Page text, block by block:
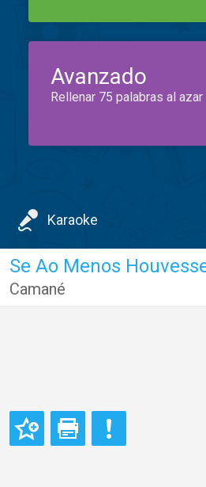
Avanzado
Rellenar 75 palabras al
Karaoke
Se Ao Menos
Camané